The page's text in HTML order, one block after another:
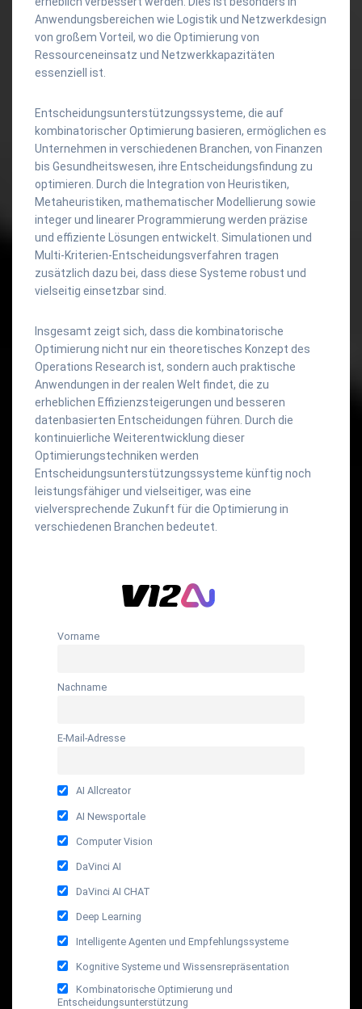
Anwendungsbereichen wie Logistik und Netzwerkdesign
von großem Vorteil, wo die Optimierung von
Ressourceneinsatz und Netzwerkkapazitäten
essenziell ist.
Entscheidungsunterstützungssysteme, die auf
kombinatorischer Optimierung basieren, ermöglichen es
Unternehmen in verschiedenen Branchen, von Finanzen
bis Gesundheitswesen, ihre Entscheidungsfindung zu
optimieren. Durch die Integration von Heuristiken,
Metaheuristiken, mathematischer Modellierung sowie
integer und linearer Programmierung werden präzise
und effiziente Lösungen entwickelt. Simulationen und
Multi-Kriterien-Entscheidungsverfahren tragen
zusätzlich dazu bei, dass diese Systeme robust und
vielseitig einsetzbar sind.
Insgesamt zeigt sich, dass die kombinatorische
Optimierung nicht nur ein theoretisches Konzept des
Operations Research ist, sondern auch praktische
Anwendungen in der realen Welt findet, die zu
erheblichen Effizienzsteigerungen und besseren
datenbasierten Entscheidungen führen. Durch die
kontinuierliche Weiterentwicklung dieser
Optimierungstechniken werden
Entscheidungsunterstützungssysteme künftig noch
leistungsfähiger und vielseitiger, was eine
vielversprechende Zukunft für die Optimierung in
verschiedenen Branchen bedeutet.
Vorname
Nachname
E-Mail-Adresse
AI Allcreator
AI Newsportale
Computer Vision
DaVinci AI
DaVinci AI CHAT
Deep Learning
Intelligente Agenten und Empfehlungssysteme
Kognitive Systeme und Wissensrepräsentation
Kombinatorische Optimierung und
Entscheidungsunterstützung